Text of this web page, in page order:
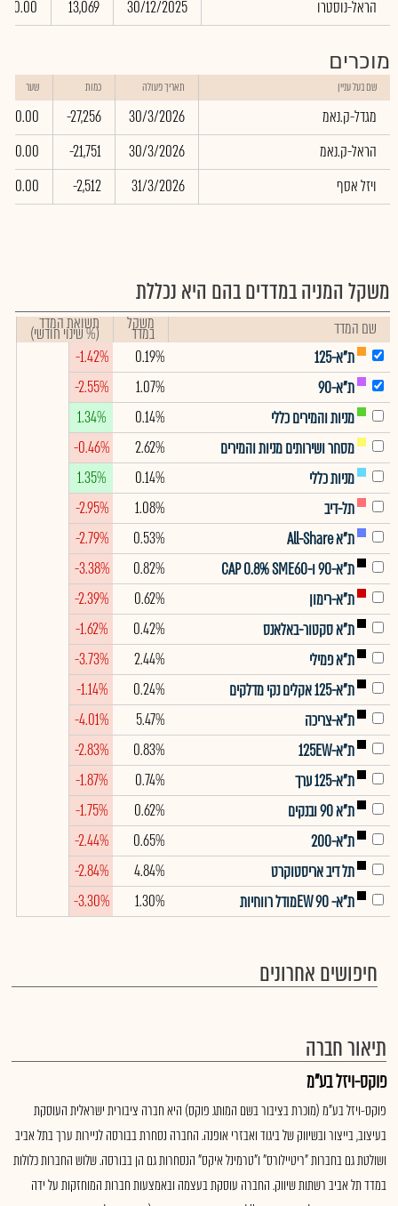
הראל-נוסטרו
30/12/2025
13,069
0.00
מוכרים
שם בעל עניין תאריך פעולה כמות שער
מגדל-ק.נאמ 30/3/2026
-27,256
0.00
הראל-ק.נאמ
30/3/2026
-21,751
0.00
ויזל אסף
31/3/2026
-2,512
0.00
משקל המניה במדדים בהם היא נכללת
שם המדד משקל
במדד תשואת המדד
(% שינוי חודשי)
ת"א-125
0.19%
-1.42%
ת"א-90
1.07%
-2.55%
מניות והמירים כללי
0.14%
1.34%
מסחר ושירותים מניות והמירים
2.62%
-0.46%
מניות כללי
0.14%
1.35%
תל-דיב
1.08%
-2.95%
ת"א All-Share
0.53%
-2.79%
ת"א-90 ו-CAP 0.8% SME60
0.82%
-3.38%
ת"א-רימון
0.62%
-2.39%
ת"א סקטור-באלאנס
0.42%
-1.62%
ת"א פמילי
2.44%
-3.73%
ת"א-125 אקלים נקי מדלקים
0.24%
-1.14%
ת"א-צריכה
5.47%
-4.01%
ת"א-125EW
0.83%
-2.83%
ת"א-125 ערך
0.74%
-1.87%
ת"א 90 ובנקים
0.62%
-1.75%
ת"א-200
0.65%
-2.44%
תל דיב אריסטוקרט
4.84%
-2.84%
ת"א- EW 90מודל רווחיות
1.30%
-3.30%
חיפושים אחרונים
תיאור חברה
פוקס-ויזל בע"מ
פוקס-ויזל בע"מ (מוכרת בציבור בשם המותג פוקס) היא חברה ציבורית ישראלית העוסקת
בעיצוב, בייצור ובשיווק של ביגוד ואבזרי אופנה. החברה נסחרת בבורסה לניירות ערך בתל אביב
ושולטת גם בחברות "ריטיילורס" ו"טרמינל איקס" הנסחרות גם הן בבורסה. שלוש החברות כלולות
במדד תל אביב רשתות שיווק. החברה עוסקת בעצמה ובאמצעות חברות המוחזקות על ידה